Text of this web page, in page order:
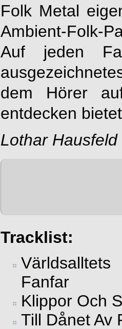
Folk Metal
Ambient-Folk-
Auf jeden
dem Hörer
entdecken
Lothar Hausfeld
Tracklist:
Världsalltets
Fanfar
Klippor Och
Till Dånet Av